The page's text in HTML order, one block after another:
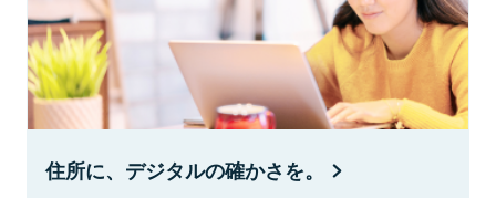
住所に、デジタルの確かさを。